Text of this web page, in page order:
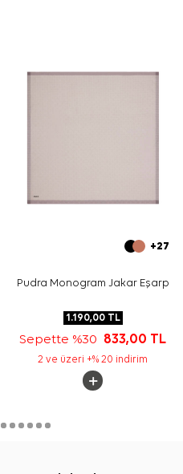
+27
Pudra Monogram Jakar Eşarp
1.190,00TL
Sepette %30 833,00 TL
2 ve üzeri +% 20 indirim